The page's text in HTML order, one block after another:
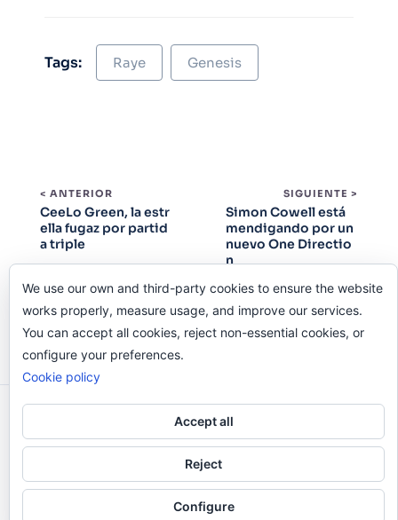
Tags: Raye Genesis
< ANTERIOR
CeeLo Green, la estr
ella fugaz por partid
a triple
SIGUIENTE >
Simon Cowell está
mendigando por un
nuevo One Directio
n
Odi O'Malley © 2016-2025. Todos Los Derechos
Reservados.
We use our own and third-party cookies to ensure the website
works properly, measure usage, and improve our services.
You can accept all cookies, reject non-essential cookies, or
configure your preferences.
Cookie policy
Accept all
Reject
Configure